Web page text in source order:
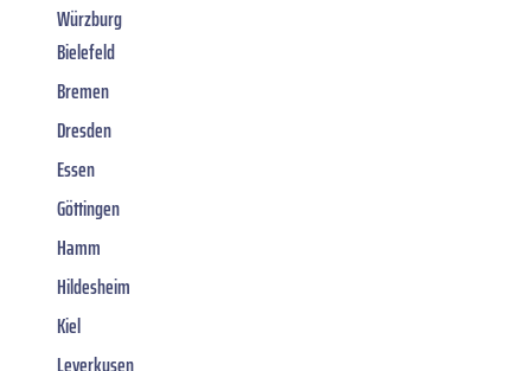
Würzburg
Bielefeld
Bremen
Dresden
Essen
Göttingen
Hamm
Hildesheim
Kiel